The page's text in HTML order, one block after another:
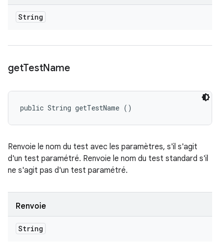
String
getTestName
public String getTestName ()
Renvoie le nom du test avec les paramètres, s'il s'agit
d'un test paramétré. Renvoie le nom du test standard s'il
ne s'agit pas d'un test paramétré.
Renvoie
String